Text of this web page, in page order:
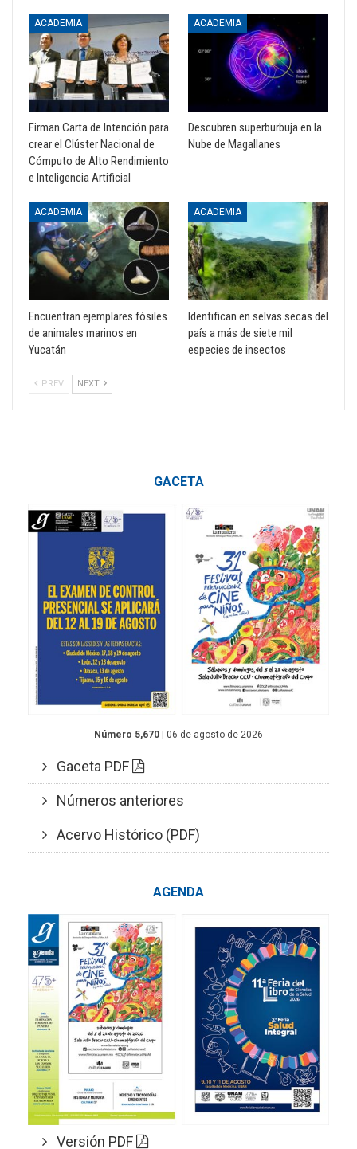
ACADEMIA
Firman Carta de Intención para
crear el Clúster Nacional de
Cómputo de Alto Rendimiento
e Inteligencia Artificial
ACADEMIA
Descubren superburbuja en la
Nube de Magallanes
ACADEMIA
Encuentran ejemplares fósiles
de animales marinos en
Yucatán
ACADEMIA
Identifican en selvas secas del
país a más de siete mil
especies de insectos
PREV NEXT
GACETA
Número 5,670 | 06 de agosto de 2026
Gaceta PDF
Números anteriores
Acervo Histórico (PDF)
AGENDA
Versión PDF